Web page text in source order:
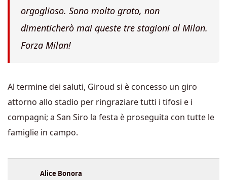
orgoglioso. Sono molto grato, non
dimenticherò mai queste tre stagioni al Milan.
Forza Milan!
Al termine dei saluti, Giroud si è concesso un giro
attorno allo stadio per ringraziare tutti i tifosi e i
compagni; a San Siro la festa è proseguita con tutte le
famiglie in campo.
Alice Bonora